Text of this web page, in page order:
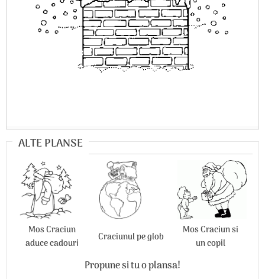
ALTE PLANSE
Mos Craciun
aduce cadouri
Craciunul pe glob
Mos Craciun si
un copil
Propune si tu o plansa!